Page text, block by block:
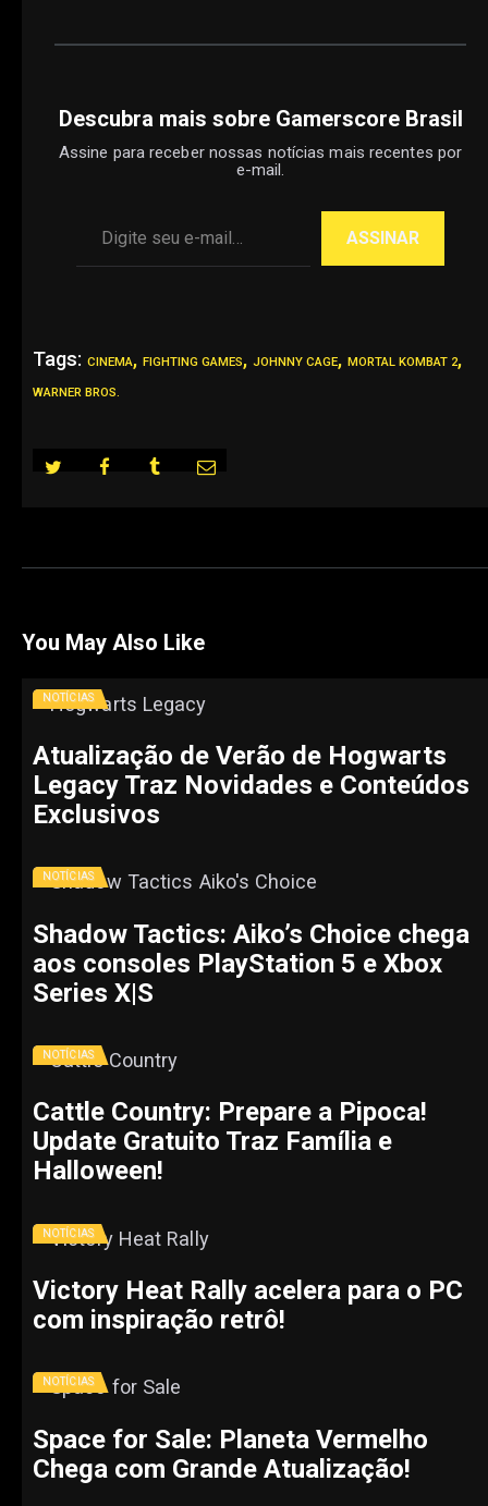
Descubra mais sobre Gamerscore Brasil
Assine para receber nossas notícias mais recentes por
e-mail.
ASSINAR
Tags: CINEMA, FIGHTING GAMES, JOHNNY CAGE, MORTAL KOMBAT 2,
WARNER BROS.
You May Also Like
NOTÍCIAS
Atualização de Verão de Hogwarts
Legacy Traz Novidades e Conteúdos
Exclusivos
NOTÍCIAS
Shadow Tactics: Aiko’s Choice chega
aos consoles PlayStation 5 e Xbox
Series X|S
NOTÍCIAS
Cattle Country: Prepare a Pipoca!
Update Gratuito Traz Família e
Halloween!
NOTÍCIAS
Victory Heat Rally acelera para o PC
com inspiração retrô!
NOTÍCIAS
Space for Sale: Planeta Vermelho
Chega com Grande Atualização!